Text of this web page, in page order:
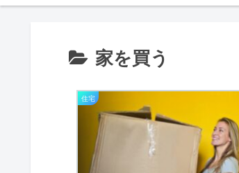
家を買う
住宅